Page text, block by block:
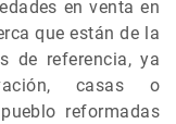
en venta en
que están de la
de referencia, ya
casas o
reformadas